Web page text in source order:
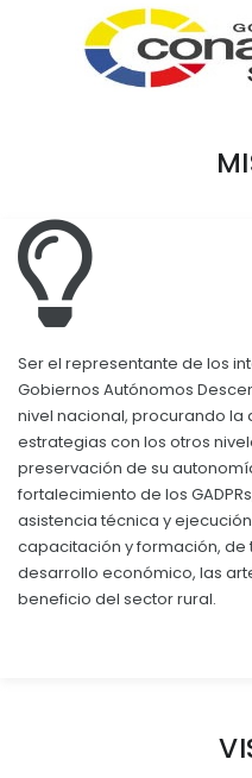
TRANSPARENCIA
EJECUCIÓN Y PRESUPUESTO
Plan Anual
Plan Operativo
Gestión
Capacitaciones y
EJECUCIÓN
Registro oficiales
Ser el representante de los
Gobiernos Autónomos
nivel nacional, procurando la
estrategias con los otros
preservación de su
fortalecimiento de los
asistencia técnica y
capacitación y formación, de
desarrollo económico, las
beneficio del sector rural.